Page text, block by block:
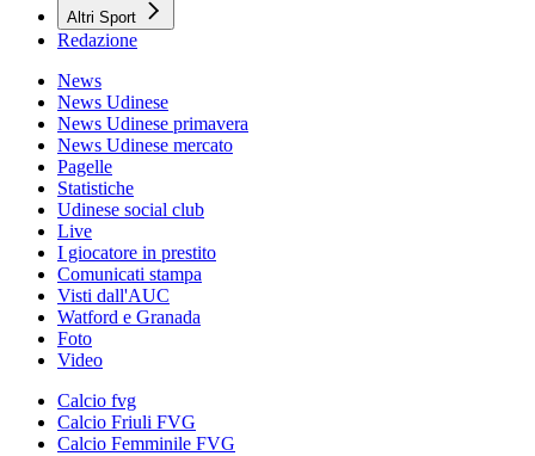
Altri Sport
Redazione
News
News Udinese
News Udinese primavera
News Udinese mercato
Pagelle
Statistiche
Udinese social club
Live
I giocatore in prestito
Comunicati stampa
Visti dall'AUC
Watford e Granada
Foto
Video
Calcio fvg
Calcio Friuli FVG
Calcio Femminile FVG